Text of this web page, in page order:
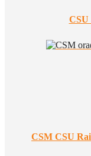
CSU
CSM CSU